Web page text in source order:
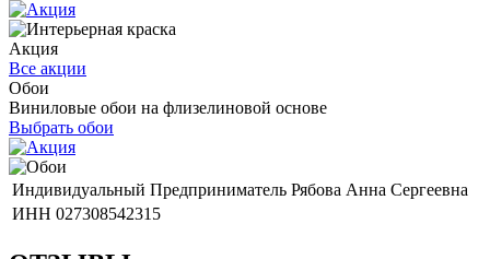
Акция
Все акции
Обои
Виниловые обои на флизелиновой основе
Выбрать обои
Индивидуальный Предприниматель Рябова Анна Сергеевна
ИНН 027308542315